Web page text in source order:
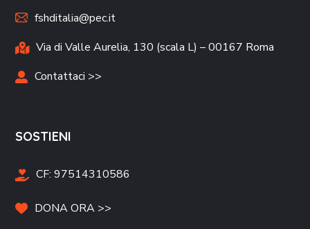
fshditalia@pec.it
Via di Valle Aurelia, 130 (scala L) – 00167 Roma
Contattaci >>
SOSTIENI
CF:97514310586
DONA ORA >>